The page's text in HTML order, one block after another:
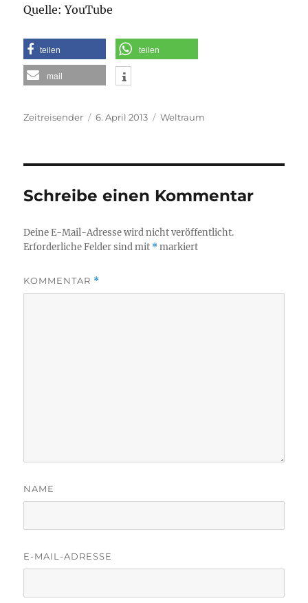
Quelle: YouTube
teilen teilen
mail
Autor
Zeitreisender
Veröffentlicht
6. April 2013 Kategorien
Weltraum
Schreibe einen Kommentar
Deine E-Mail-Adresse wird nicht veröffentlicht.
Erforderliche Felder sind mit *markiert
KOMMENTAR *
NAME
E-MAIL-ADRESSE